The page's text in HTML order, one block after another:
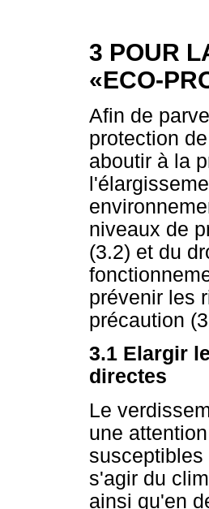
3 POUR
«ECO-
Afin de
protection
aboutir à la
niveaux de
(3.2) et du
prévenir les
précaution
3.1 Elargir
directes
Le
une
s'agir du
ainsi qu'en